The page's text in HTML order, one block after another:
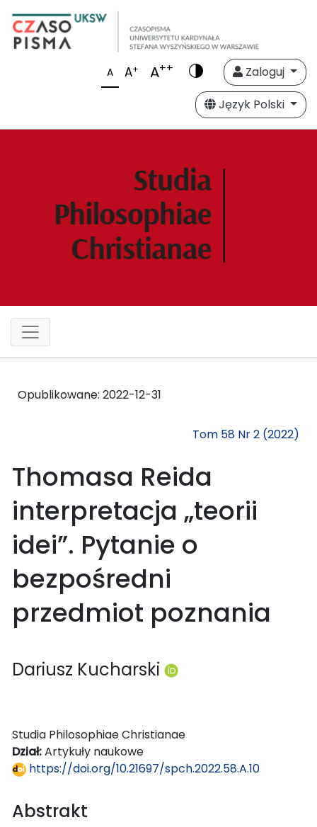
A A+ A++
Zaloguj
Język Polski
Opublikowane: 2022-12-31
Tom 58 Nr 2 (2022)
Thomasa Reida
interpretacja „teorii
idei”. Pytanie o
bezpośredni
przedmiot poznania
Dariusz Kucharski
Studia Philosophiae Christianae
Dział:Artykuły naukowe
https://doi.org/10.21697/spch.2022.58.A.10
Abstrakt